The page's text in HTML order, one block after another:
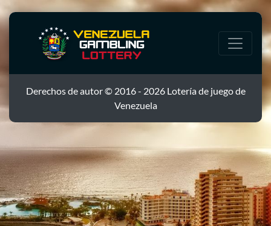
Derechos de autor © 2016 - 2026 Lotería de juego de
Venezuela